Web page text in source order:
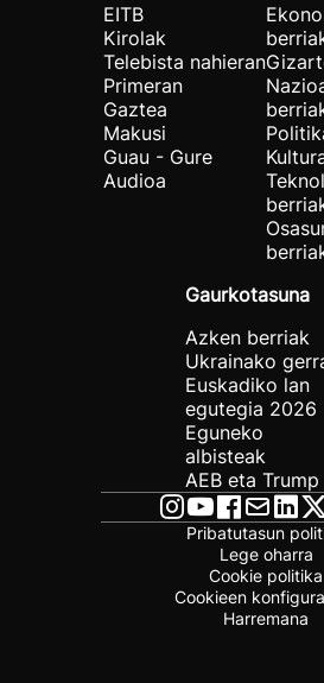
EITB
Kirolak
Telebista nahieran
Primeran
Gaztea
Makusi
Guau - Gure
Audioa
Gaurkotasuna
Azken berriak
Ukrainako
Euskadiko lan
egutegia 2026
Eguneko
albisteak
AEB eta Trump
Pribatutasun
Lege oharra
Cookie politika
Cookieen
Harremana